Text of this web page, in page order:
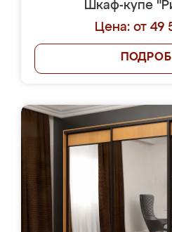
Шкаф-купе
Цена: от 49